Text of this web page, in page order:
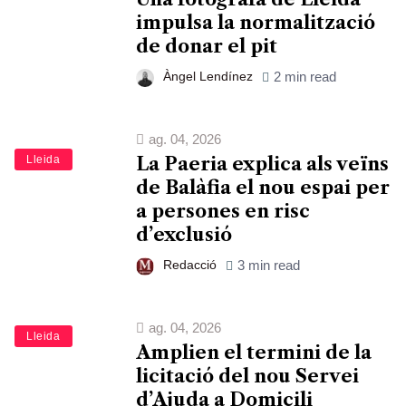
impulsa la normalització
de donar el pit
Àngel Lendínez 2 min read
Lleida
ag. 04, 2026
La Paeria explica als veïns
de Balàfia el nou espai per
a persones en risc
d’exclusió
Redacció 3 min read
Lleida
ag. 04, 2026
Amplien el termini de la
licitació del nou Servei
d’Ajuda a Domicili